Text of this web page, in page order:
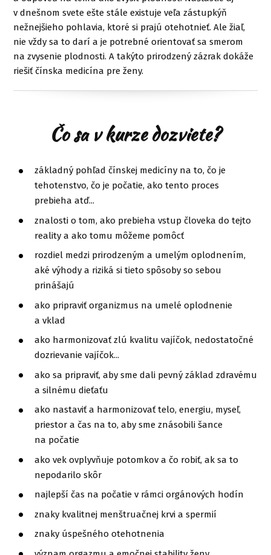
v dnešnom svete ešte stále existuje veľa zástupkýň
nežnejšieho pohlavia, ktoré si prajú otehotnieť. Ale žiaľ,
nie vždy sa to darí a je potrebné orientovať sa smerom
na zvysenie plodnosti. A takýto prirodzený zázrak dokáže
riešiť čínska medicína pre ženy.
Čo sa v kurze dozviete?
základný pohľad čínskej medicíny na to, čo je
tehotenstvo, čo je počatie, ako tento proces
prebieha atď...
znalosti o tom, ako prebieha vstup človeka do tejto
reality a ako tomu môžeme pomôcť
rozdiel medzi prirodzeným a umelým oplodnením,
aké výhody a riziká si tieto spôsoby so sebou
prinášajú
ako pripraviť organizmus na umelé oplodnenie
a vklad
ako harmonizovať zlú kvalitu vajíčok, nedostatočné
dozrievanie vajíčok...
ako sa pripraviť, aby sme dali pevný základ zdravému
a silnému dieťaťu
ako nastaviť a harmonizovať telo, energiu, myseľ,
priestor a čas na to, aby sme znásobili šance
na počatie
ako vek ovplyvňuje potomkov a čo robiť, ak sa to
nepodarilo skôr
najlepší čas na počatie v rámci orgánových hodín
znaky kvalitnej menštruačnej krvi a spermií
znaky úspešného otehotnenia